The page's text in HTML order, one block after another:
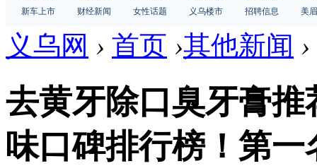
新车上市
财经新闻 女性话题 义乌楼市 招聘信息 美
义乌网 › 首页 ›其他新闻 ›
去黄牙除口臭牙膏推
味口碑排行榜！第一